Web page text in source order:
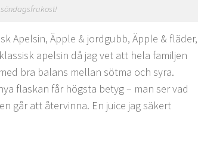
Apelsin, Äpple & jordgubb, Äpple & fläder,
apelsin då jag vet att hela familjen
bra balans mellan sötma och syra.
flaskan får högsta betyg – man ser vad
går att återvinna. En juice jag säkert